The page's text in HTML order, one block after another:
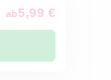
ab5,99 €